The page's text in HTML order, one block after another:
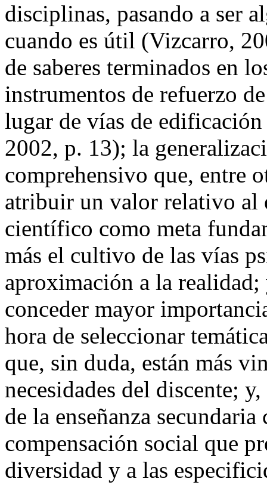
disciplinas, pasando a ser
cuando es útil (Vizcarro,
de saberes terminados en
instrumentos de refuerzo
lugar de vías de
2002, p. 13); la
comprehensivo que, entre
atribuir un valor relativo al
científico como meta
más el cultivo de las vías
aproximación a la
conceder mayor
hora de seleccionar
que, sin duda, están más
necesidades del discente;
de la enseñanza
compensación social que
diversidad y a las